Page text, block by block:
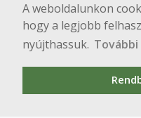
A weboldalunkon
hogy a legjobb
nyújthassuk.
Copyright ©
1111